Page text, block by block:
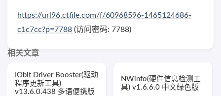
https://url96.ctfile.com/f/60968596-1465124686-
c1c7cc?p=7788 (访问密码: 7788)
相关文章
IObit Driver Booster(驱动
程序更新工具)
v13.6.0.438 多语便携版
NWinfo(硬件信息检测工
具) v1.6.6.0 中文绿色版